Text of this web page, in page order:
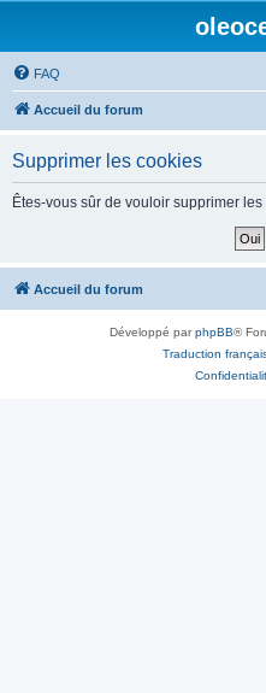
FAQ
Accueil du forum
Supprimer les cookies
Êtes-vous sûr de vouloir supprimer
Accueil du forum
Développé parphpBB®
Traduction